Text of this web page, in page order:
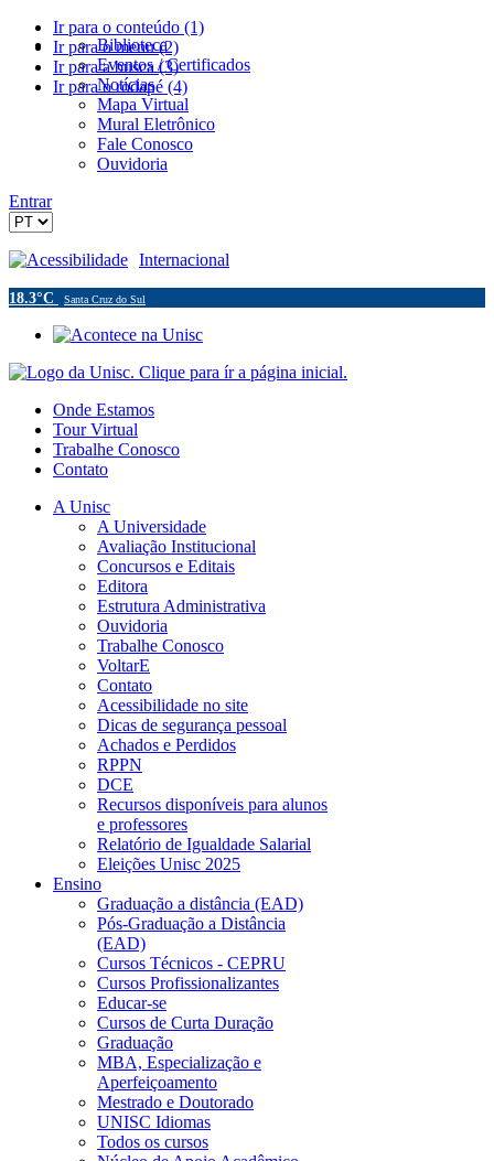
Ir para o conteúdo (1)
Ir para o menu (2)
Ir para a busca (3)
Ir para o rodapé (4)
Biblioteca
Eventos / Certificados
Notícias
Mapa Virtual
Mural Eletrônico
Fale Conosco
Ouvidoria
Entrar
Acessibilidade Internacional
18.3°C Santa Cruz do Sul
Onde Estamos
Tour Virtual
Trabalhe Conosco
Contato
A Unisc
A Universidade
Avaliação Institucional
Concursos e Editais
Editora
Estrutura Administrativa
Ouvidoria
Trabalhe Conosco
VoltarE
Contato
Acessibilidade no site
Dicas de segurança pessoal
Achados e Perdidos
RPPN
DCE
Recursos disponíveis para alunos
e professores
Relatório de Igualdade Salarial
Eleições Unisc 2025
Ensino
Graduação a distância (EAD)
Pós-Graduação a Distância
(EAD)
Cursos Técnicos - CEPRU
Cursos Profissionalizantes
Educar-se
Cursos de Curta Duração
Graduação
MBA, Especialização e
Aperfeiçoamento
Mestrado e Doutorado
UNISC Idiomas
Todos os cursos